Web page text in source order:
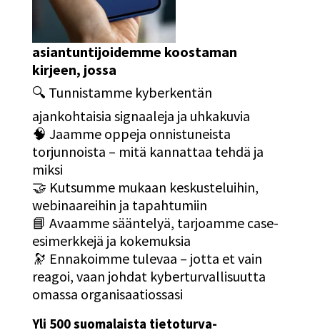
asiantuntijoidemme koostaman
kirjeen, jossa
🔍 Tunnistamme kyberkentän
ajankohtaisia signaaleja ja uhkakuvia
🧠 Jaamme oppeja onnistuneista
torjunnoista – mitä kannattaa tehdä ja
miksi
🤝 Kutsumme mukaan keskusteluihin,
webinaareihin ja tapahtumiin
📘 Avaamme sääntelyä, tarjoamme case-
esimerkkejä ja kokemuksia
🔭 Ennakoimme tulevaa – jotta et vain
reagoi, vaan johdat kyberturvallisuutta
omassa organisaatiossasi
Yli 500 suomalaista tietoturva-